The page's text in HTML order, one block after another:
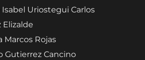
Uriostegui Carlos
Elizalde
Marcos Rojas
Gutierrez Cancino